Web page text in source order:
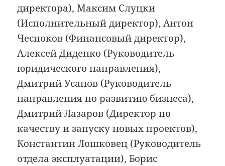
директора), Максим Слуцки
(Исполнительный директор), Антон
Чесноков (Финансовый директор),
Алексей Диденко (Руководитель
юридического направления),
Дмитрий Усанов (Руководитель
направления по развитию бизнеса),
Дмитрий Лазаров (Директор по
качеству и запуску новых проектов),
Константин Лошковец (Руководитель
отдела эксплуатации), Борис